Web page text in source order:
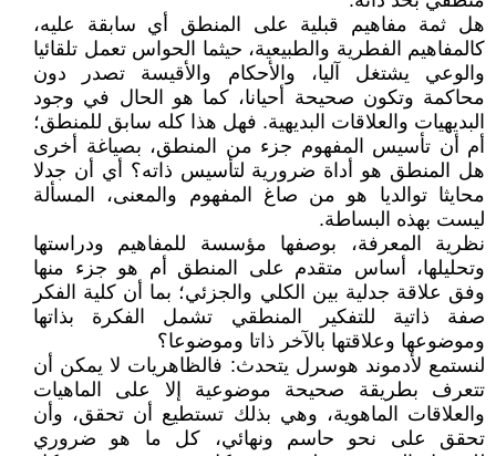
هل ثمة مفاهيم قبلية على المنطق أي سابقة عليه،
كالمفاهيم الفطرية والطبيعية، حيثما الحواس تعمل تلقائيا
والوعي يشتغل آليا، والأحكام والأقيسة تصدر دون
محاكمة وتكون صحيحة أحيانا، كما هو الحال في وجود
البديهيات والعلاقات البديهية. فهل هذا كله سابق للمنطق؛
أم أن تأسيس المفهوم جزء من المنطق، بصياغة أخرى
هل المنطق هو أداة ضرورية لتأسيس ذاته؟ أي أن جدلا
محايثا توالديا هو من صاغ المفهوم والمعنى، المسألة
ليست بهذه البساطة.
نظرية المعرفة، بوصفها مؤسسة للمفاهيم ودراستها
وتحليلها، أساس متقدم على المنطق أم هو جزء منها
وفق علاقة جدلية بين الكلي والجزئي؛ بما أن كلية الفكر
صفة ذاتية للتفكير المنطقي تشمل الفكرة بذاتها
وموضوعها وعلاقتها بالآخر ذاتا وموضوعا؟
لنستمع لأدموند هوسرل يتحدث: فالظاهريات لا يمكن أن
تتعرف بطريقة صحيحة موضوعية إلا على الماهيات
والعلاقات الماهوية، وهي بذلك تستطيع أن تحقق، وأن
تحقق على نحو حاسم ونهائي، كل ما هو ضروري